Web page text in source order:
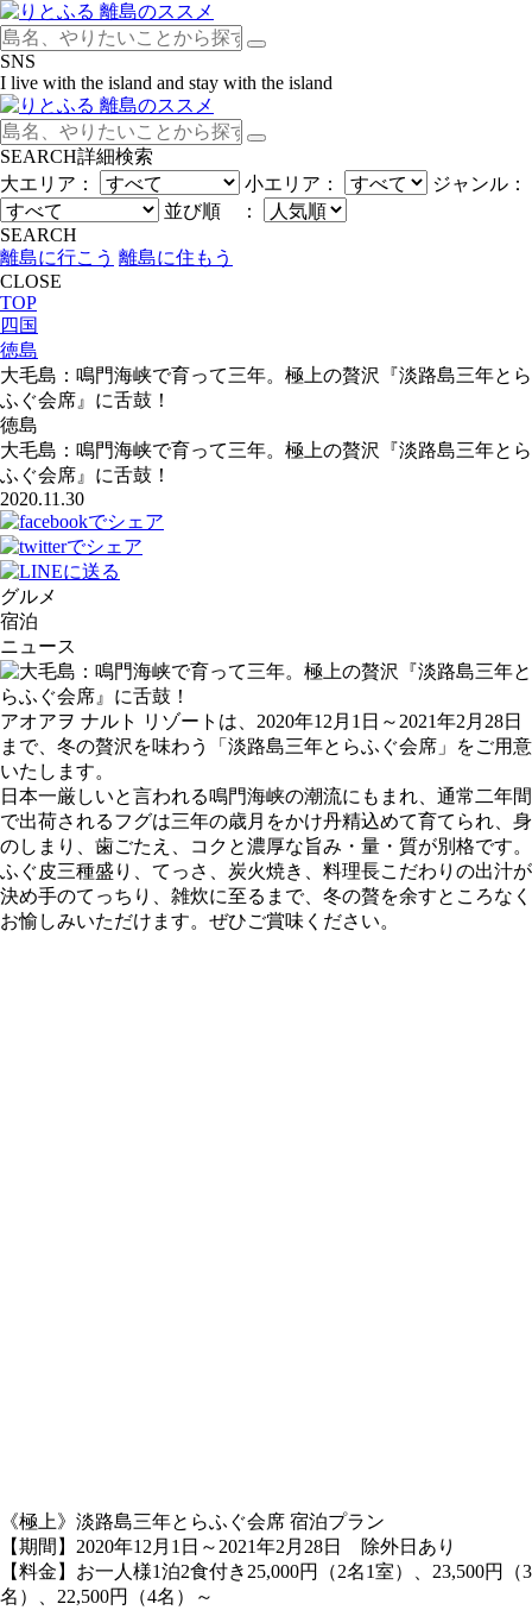
SNS
I live with the island and stay with the island
SEARCH詳細検索
大エリア：
小エリア：
ジャンル：
並び順 ：
SEARCH
離島に行こう 離島に住もう
CLOSE
TOP
四国
徳島
大毛島：鳴門海峡で育って三年。極上の贅沢『淡路島三年とら
ふぐ会席』に舌鼓！
徳島
大毛島：鳴門海峡で育って三年。極上の贅沢『淡路島三年とら
ふぐ会席』に舌鼓！
2020.11.30
グルメ
宿泊
ニュース
アオアヲ ナルト リゾートは、2020年12月1日～2021年2月28日
まで、冬の贅沢を味わう「淡路島三年とらふぐ会席」をご用意
いたします。
日本一厳しいと言われる鳴門海峡の潮流にもまれ、通常二年間
で出荷されるフグは三年の歳月をかけ丹精込めて育てられ、身
のしまり、歯ごたえ、コクと濃厚な旨み・量・質が別格です。
ふぐ皮三種盛り、てっさ、炭火焼き、料理長こだわりの出汁が
決め手のてっちり、雑炊に至るまで、冬の贅を余すところなく
お愉しみいただけます。ぜひご賞味ください。
《極上》淡路島三年とらふぐ会席 宿泊プラン
【期間】2020年12月1日～2021年2月28日 除外日あり
【料金】お一人様1泊2食付き25,000円（2名1室）、23,500円（3
名）、22,500円（4名）～